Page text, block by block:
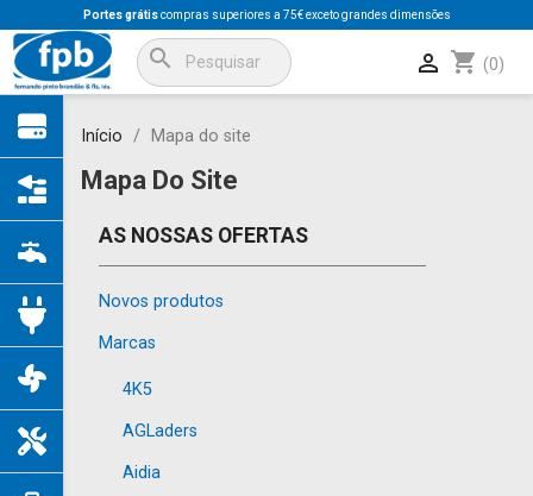
Portes grátiscompras superiores a 75€ exceto grandes dimensões
search shopping_cart (0)

Início Mapa do site
Mapa Do Site
AS NOSSAS OFERTAS
Novos produtos
Marcas
4K5
AGLaders
Aidia